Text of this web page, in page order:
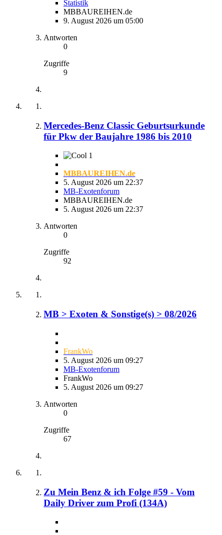
Statistik
MBBAUREIHEN.de
9. August 2026 um 05:00
Antworten
0
Zugriffe
9
Mercedes-Benz Classic Geburtsurkunde
für Pkw der Baujahre 1986 bis 2010
1
MBBAUREIHEN.de
5. August 2026 um 22:37
MB-Exotenforum
MBBAUREIHEN.de
5. August 2026 um 22:37
Antworten
0
Zugriffe
92
MB > Exoten & Sonstige(s) > 08/2026
FrankWo
5. August 2026 um 09:27
MB-Exotenforum
FrankWo
5. August 2026 um 09:27
Antworten
0
Zugriffe
67
Zu Mein Benz & ich Folge #59 - Vom
Daily Driver zum Profi (134A)